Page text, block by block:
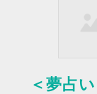
＜夢占